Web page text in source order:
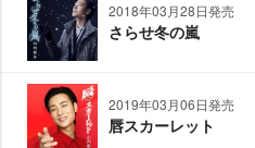
2018年03月28日発売
さらせ冬の嵐
2019年03月06日発売
唇スカーレット